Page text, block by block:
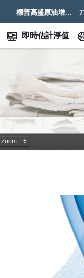
標普高盛原油增強超額回報指數 774.14
即時估計淨值